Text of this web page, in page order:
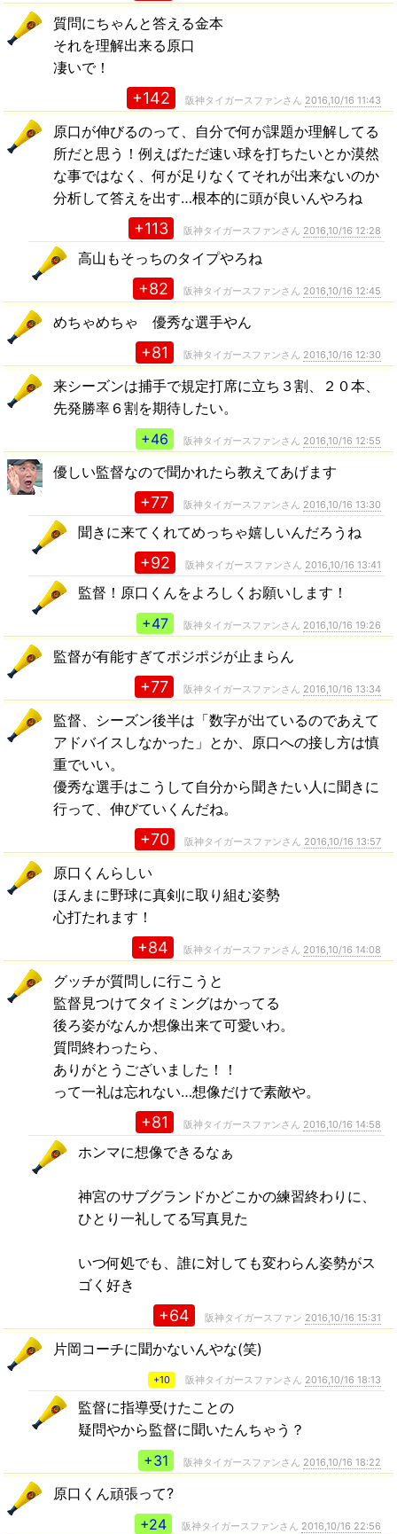
質問にちゃんと答える金本
それを理解出来る原口
凄いで！
+142 阪神タイガースファンさん 2016,10/16 11:43
原口が伸びるのって、自分で何が課題か理解してる
所だと思う！例えばただ速い球を打ちたいとか漠然
な事ではなく、何が足りなくてそれが出来ないのか
分析して答えを出す…根本的に頭が良いんやろね
+113 阪神タイガースファンさん 2016,10/16 12:28
高山もそっちのタイプやろね
+82 阪神タイガースファンさん 2016,10/16 12:45
めちゃめちゃ 優秀な選手やん
+81 阪神タイガースファンさん 2016,10/16 12:30
来シーズンは捕手で規定打席に立ち３割、２０本、
先発勝率６割を期待したい。
+46
阪神タイガースファンさん 2016,10/16 12:55
優しい監督なので聞かれたら教えてあげます
+77 阪神タイガースファンさん 2016,10/16 13:30
聞きに来てくれてめっちゃ嬉しいんだろうね
+92 阪神タイガースファンさん 2016,10/16 13:41
監督！原口くんをよろしくお願いします！
+47
阪神タイガースファンさん 2016,10/16 19:26
監督が有能すぎてポジポジが止まらん
+77 阪神タイガースファンさん 2016,10/16 13:34
監督、シーズン後半は「数字が出ているのであえて
アドバイスしなかった」とか、原口への接し方は慎
重でいい。
優秀な選手はこうして自分から聞きたい人に聞きに
行って、伸びていくんだね。
+70 阪神タイガースファンさん 2016,10/16 13:57
原口くんらしい
ほんまに野球に真剣に取り組む姿勢
心打たれます！
+84 阪神タイガースファンさん 2016,10/16 14:08
グッチが質問しに行こうと
監督見つけてタイミングはかってる
後ろ姿がなんか想像出来て可愛いわ。
質問終わったら、
ありがとうございました！！
って一礼は忘れない…想像だけで素敵や。
+81 阪神タイガースファンさん 2016,10/16 14:58
ホンマに想像できるなぁ
神宮のサブグランドかどこかの練習終わりに、
ひとり一礼してる写真見た
いつ何処でも、誰に対しても変わらん姿勢がス
ゴく好き
+64 阪神タイガースファン 2016,10/16 15:31
片岡コーチに聞かないんやな(笑)
+10 阪神タイガースファンさん 2016,10/16 18:13
監督に指導受けたことの
疑問やから監督に聞いたんちゃう？
+31
阪神タイガースファンさん 2016,10/16 18:22
原口くん頑張って?
+24
阪神タイガースファンさん 2016,10/16 22:56